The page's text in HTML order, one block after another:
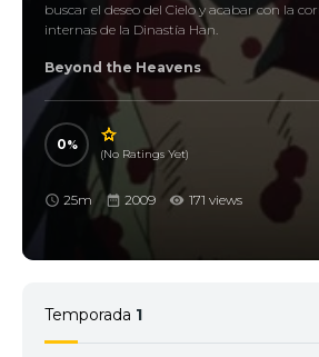
buscar el deseo del Cielo y acabar con la
internas de la Dinastía Han.
Beyond the Heavens
0
(No Ratings Yet)
25m 2009 171 views
Temporada 1